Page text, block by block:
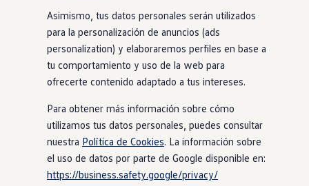
Más sobre híbridos
Plan Auto +
Etiquetas DGT
Simulador de autonomía, carga y ahorro
Carga y autonomía
Soluciones de carga
Tarifas de carga
Carga en casa
Modos de carga
Autonomía
Clientes y posventa
Club Volkswagen
Ofertas posventa
Asimismo, tus datos personales serán utilizados
para la personalización de anuncios (ads
personalization) y elaboraremos perfiles en base a
tu comportamiento y uso de la web para
ofrecerte contenido adaptado a tus intereses.
Para obtener más información sobre cómo
utilizamos tus datos personales, puedes consultar
nuestra Política de Cookies. La información sobre
el uso de datos por parte de Google disponible en:
https://business.safety.google/privacy/